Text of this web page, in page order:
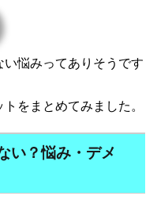
悩みってありそうです
をまとめてみました。
い？悩み・デメ